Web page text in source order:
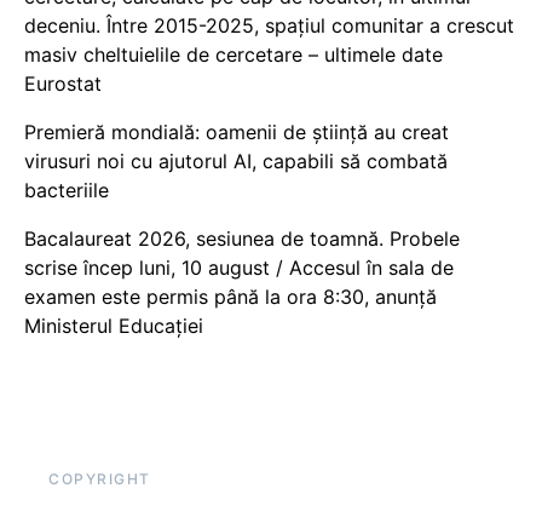
deceniu. Între 2015-2025, spațiul comunitar a crescut
masiv cheltuielile de cercetare – ultimele date
Eurostat
Premieră mondială: oamenii de știință au creat
virusuri noi cu ajutorul AI, capabili să combată
bacteriile
Bacalaureat 2026, sesiunea de toamnă. Probele
scrise încep luni, 10 august / Accesul în sala de
examen este permis până la ora 8:30, anunță
Ministerul Educației
COPYRIGHT